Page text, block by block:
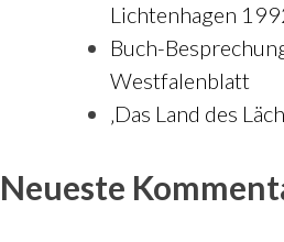
Lichtenhagen
Buch-
Westfalenblatt
‚Das Land des
Neueste